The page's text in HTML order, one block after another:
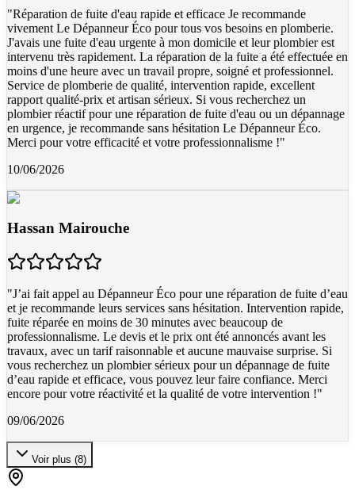
"Réparation de fuite d'eau rapide et efficace Je recommande
vivement Le Dépanneur Éco pour tous vos besoins en plomberie.
J'avais une fuite d'eau urgente à mon domicile et leur plombier est
intervenu très rapidement. La réparation de la fuite a été effectuée en
moins d'une heure avec un travail propre, soigné et professionnel.
Service de plomberie de qualité, intervention rapide, excellent
rapport qualité-prix et artisan sérieux. Si vous recherchez un
plombier réactif pour une réparation de fuite d'eau ou un dépannage
en urgence, je recommande sans hésitation Le Dépanneur Éco.
Merci pour votre efficacité et votre professionnalisme !"
10/06/2026
Hassan Mairouche
"J’ai fait appel au Dépanneur Éco pour une réparation de fuite d’eau
et je recommande leurs services sans hésitation. Intervention rapide,
fuite réparée en moins de 30 minutes avec beaucoup de
professionnalisme. Le devis et le prix ont été annoncés avant les
travaux, avec un tarif raisonnable et aucune mauvaise surprise. Si
vous recherchez un plombier sérieux pour un dépannage de fuite
d’eau rapide et efficace, vous pouvez leur faire confiance. Merci
encore pour votre réactivité et la qualité de votre intervention !"
09/06/2026
Voir plus (8)